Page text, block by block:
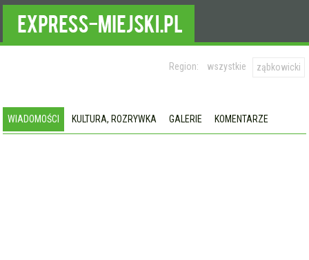
Region: wszystkie ząbkowicki
WIADOMOŚCI KULTURA, ROZRYWKA GALERIE KOMENTARZE